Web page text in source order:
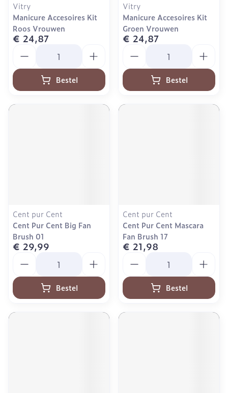
Vitry
Manicure Accesoires Kit
Roos Vrouwen
€ 24,87
Bestel
Vitry
Manicure Accesoires Kit
Groen Vrouwen
€ 24,87
Bestel
Cent pur Cent
Cent Pur Cent Big Fan
Brush 01
€ 29,99
Bestel
Cent pur Cent
Cent Pur Cent Mascara
Fan Brush 17
€ 21,98
Bestel